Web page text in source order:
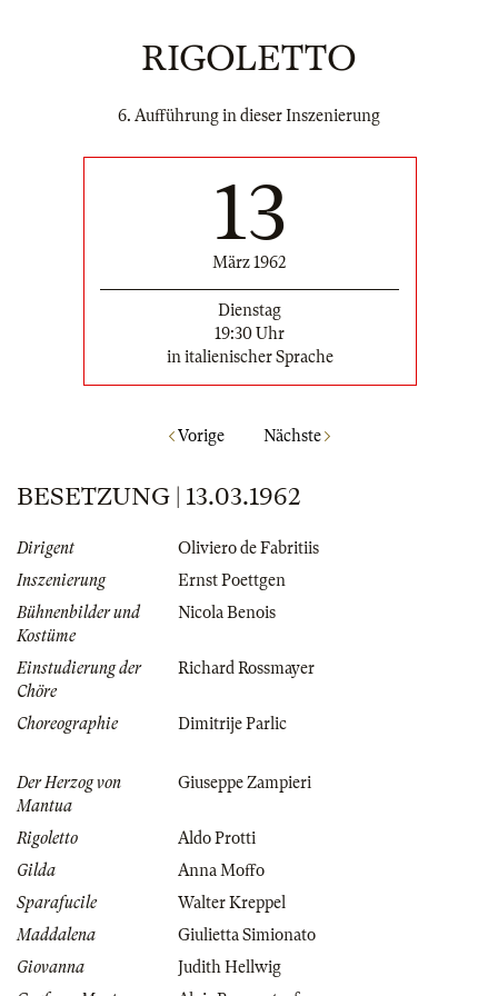
RIGOLETTO
6. Aufführung in dieser Inszenierung
13
März 1962
Dienstag
19:30 Uhr
in italienischer Sprache
Vorige Nächste
BESETZUNG | 13.03.1962
Dirigent
Oliviero de Fabritiis
Inszenierung
Ernst Poettgen
Bühnenbilder und
Kostüme
Nicola Benois
Einstudierung der
Chöre
Richard Rossmayer
Choreographie Dimitrije Parlic
Der Herzog von
Mantua
Giuseppe Zampieri
Rigoletto
Aldo Protti
Gilda
Anna Moffo
Sparafucile
Walter Kreppel
Maddalena
Giulietta Simionato
Giovanna
Judith Hellwig